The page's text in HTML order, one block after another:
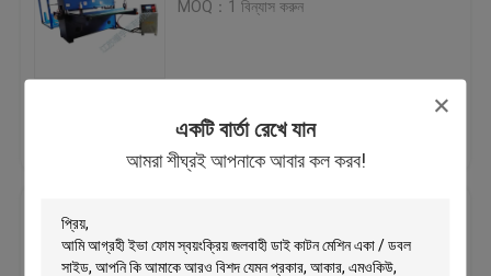
একটি বার্তা রেখে যান
আমরা শীঘ্রই আপনাকে আবার কল করব!
MOQ：1 বিন্যাস করুন
ভালো দাম আমাদের সাথে যোগাযোগ
করুন
জুতো মেকিং মেশিন
MOQ：1 বিন্যাস করুন